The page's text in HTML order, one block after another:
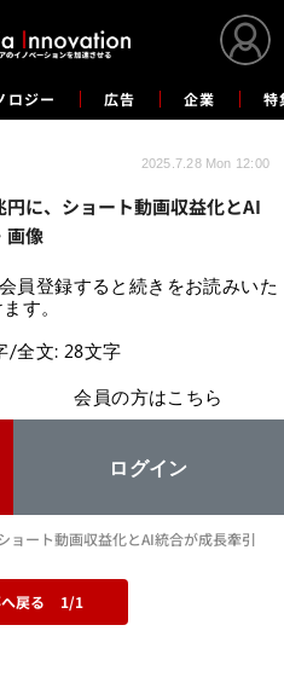
ロジー 広告 企業 特
に、ショート動画収益化とAI
画像
2025.7.28 Mon 12:00
員登録すると続きをお読みいた
す。
/全文: 28文字
会員の方はこちら
ログイン
ョート動画収益化とAI統合が成長牽引
戻る 1/1